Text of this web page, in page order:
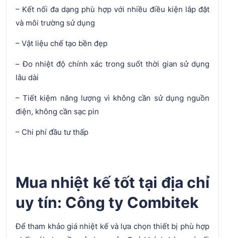
– Kết nối đa dạng phù hợp với nhiều điều kiện lắp đặt
và môi trường sử dụng
– Vật liệu chế tạo bền đẹp
– Đo nhiệt độ chính xác trong suốt thời gian sử dụng
lâu dài
– Tiết kiệm năng lượng vì không cần sử dụng nguồn
điện, không cần sạc pin
– Chi phí đầu tư thấp
Mua nhiệt kế tốt tại địa chỉ
uy tín: Công ty Combitek
Để tham khảo giá nhiệt kế và lựa chọn thiết bị phù hợp